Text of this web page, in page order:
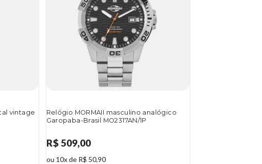
vintage
Relógio MORMAII masculino analógico
Garopaba-Brasil MO2317AN/1P
R$ 509,00
ou 10x de R$ 50,90